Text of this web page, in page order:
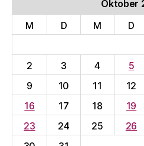
Oktober
M
D M D
2
3 4 5
9
10 11 12
16
17 18 19
23
24 25 26